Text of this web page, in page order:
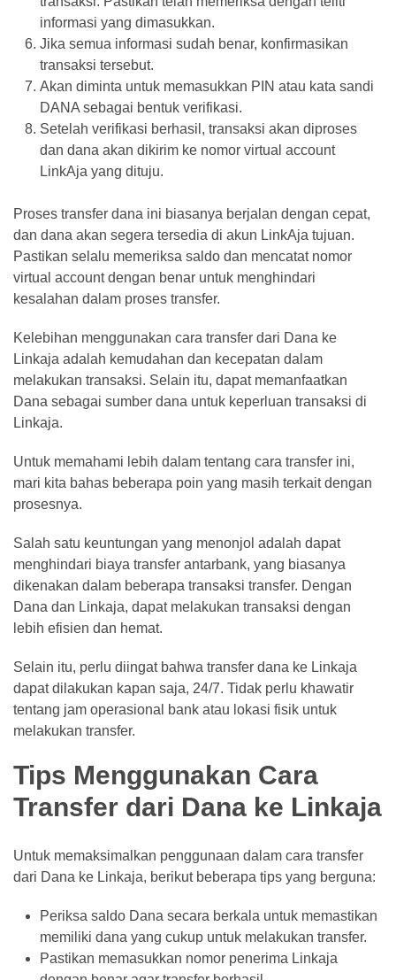
informasi yang dimasukkan.
Jika semua informasi sudah benar, konfirmasikan
transaksi tersebut.
Akan diminta untuk memasukkan PIN atau kata sandi
DANA sebagai bentuk verifikasi.
Setelah verifikasi berhasil, transaksi akan diproses
dan dana akan dikirim ke nomor virtual account
LinkAja yang dituju.
Proses transfer dana ini biasanya berjalan dengan cepat,
dan dana akan segera tersedia di akun LinkAja tujuan.
Pastikan selalu memeriksa saldo dan mencatat nomor
virtual account dengan benar untuk menghindari
kesalahan dalam proses transfer.
Kelebihan menggunakan cara transfer dari Dana ke
Linkaja adalah kemudahan dan kecepatan dalam
melakukan transaksi. Selain itu, dapat memanfaatkan
Dana sebagai sumber dana untuk keperluan transaksi di
Linkaja.
Untuk memahami lebih dalam tentang cara transfer ini,
mari kita bahas beberapa poin yang masih terkait dengan
prosesnya.
Salah satu keuntungan yang menonjol adalah dapat
menghindari biaya transfer antarbank, yang biasanya
dikenakan dalam beberapa transaksi transfer. Dengan
Dana dan Linkaja, dapat melakukan transaksi dengan
lebih efisien dan hemat.
Selain itu, perlu diingat bahwa transfer dana ke Linkaja
dapat dilakukan kapan saja, 24/7. Tidak perlu khawatir
tentang jam operasional bank atau lokasi fisik untuk
melakukan transfer.
Tips Menggunakan Cara
Transfer dari Dana ke Linkaja
Untuk memaksimalkan penggunaan dalam cara transfer
dari Dana ke Linkaja, berikut beberapa tips yang berguna:
Periksa saldo Dana secara berkala untuk memastikan
memiliki dana yang cukup untuk melakukan transfer.
Pastikan memasukkan nomor penerima Linkaja